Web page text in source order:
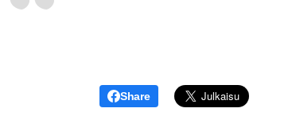
Share